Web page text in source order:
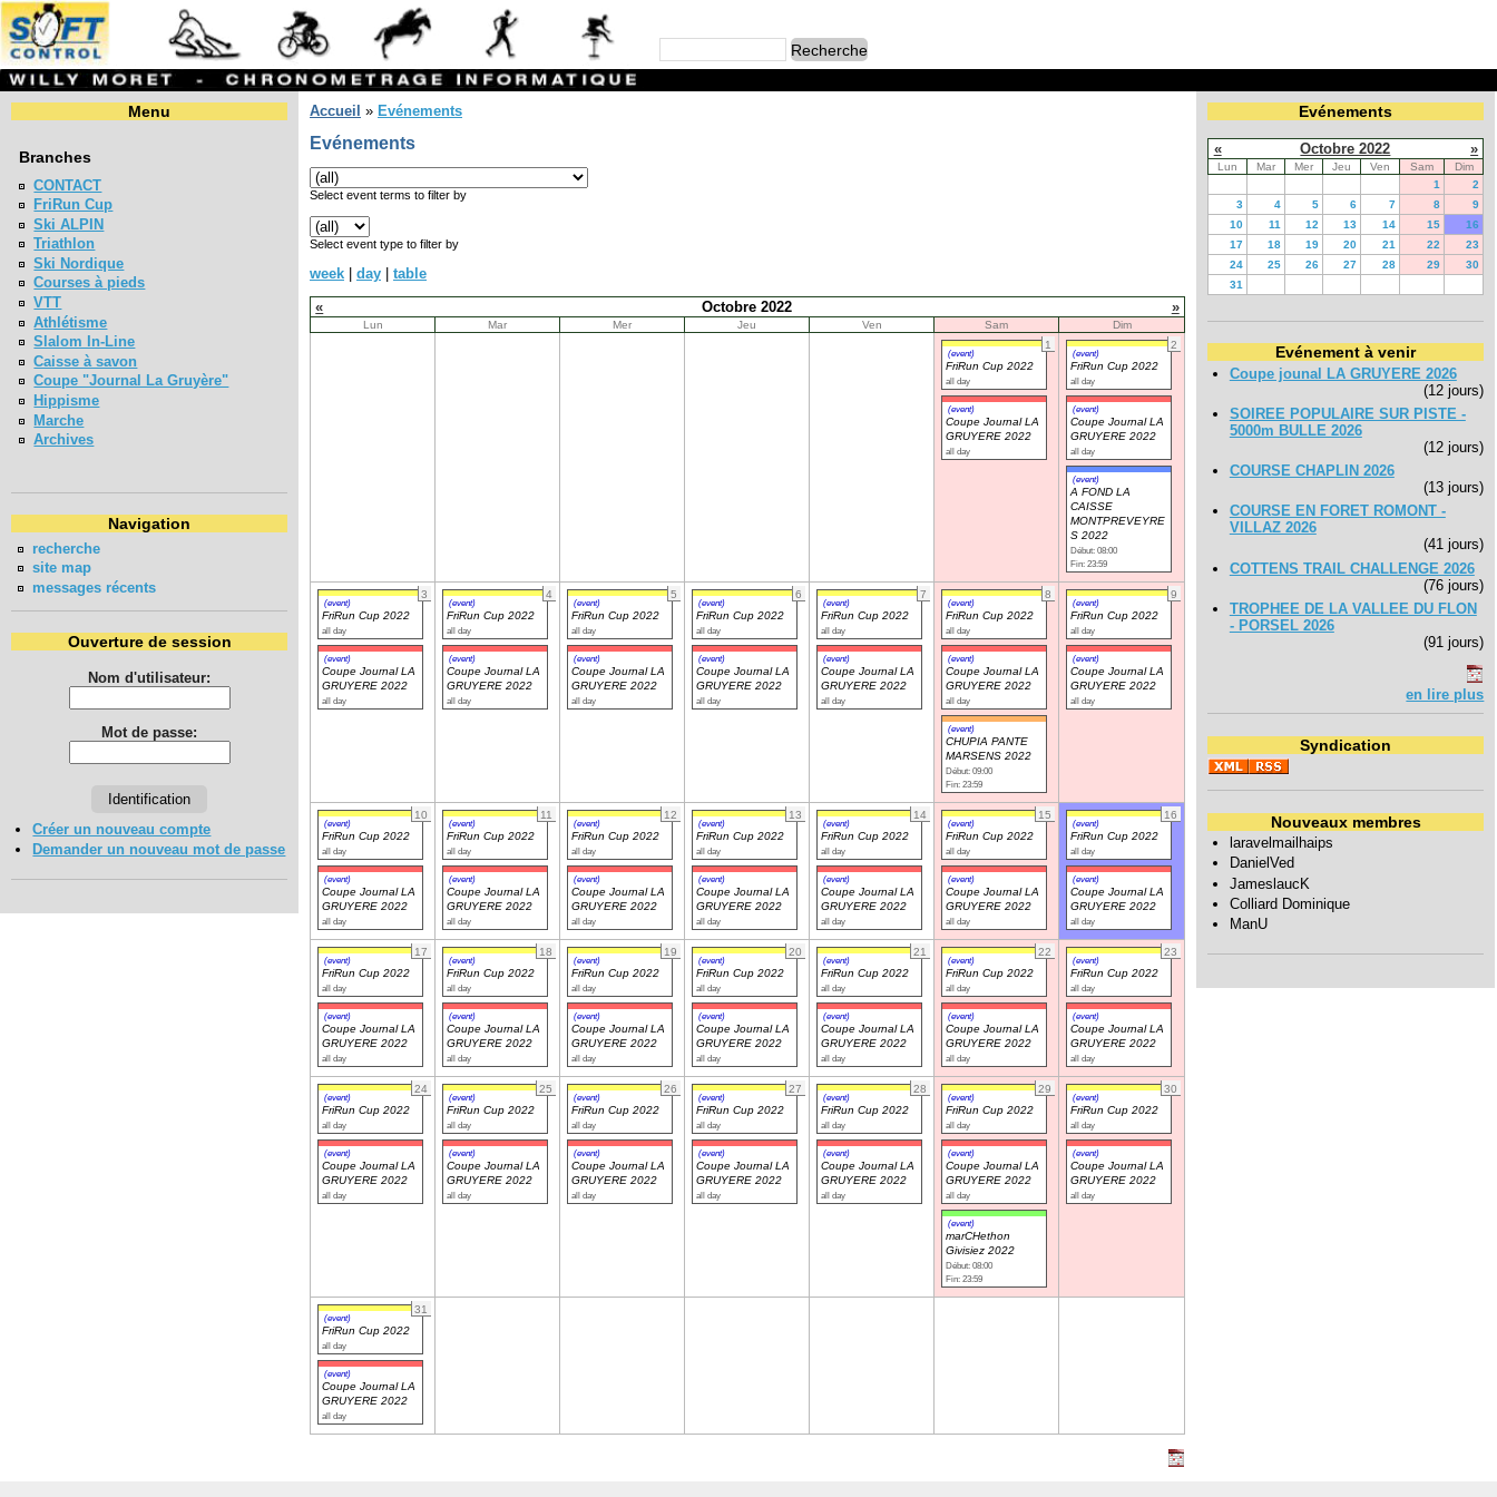
Menu
Branches
CONTACT
FriRun Cup
Ski ALPIN
Triathlon
Ski Nordique
Courses à pieds
VTT
Athlétisme
Slalom In-Line
Caisse à savon
Coupe "Journal La Gruyère"
Hippisme
Marche
Archives
Navigation
recherche
site map
messages récents
Ouverture de session
Nom d'utilisateur:
Mot de passe:
Créer un nouveau compte
Demander un nouveau mot de passe
Accueil » Evénements
Evénements
Select event terms to filter by
Select event type to filter by
week day
table
«
Octobre 2022 »
Lun Mar Mer Jeu Ven Sam
Dim
1
(event)
FriRun Cup 2022
all day
(event)
Coupe Journal LA
GRUYERE 2022
all day
2
(event)
FriRun Cup 2022
all day
(event)
Coupe Journal LA
GRUYERE 2022
all day
(event)
A FOND LA
CAISSE
MONTPREVEYRE
S 2022
Début: 08:00
Fin: 23:59
3
(event)
FriRun Cup 2022
all day
(event)
Coupe Journal LA
GRUYERE 2022
all day
4
(event)
FriRun Cup 2022
all day
(event)
Coupe Journal LA
GRUYERE 2022
all day
5
(event)
FriRun Cup 2022
all day
(event)
Coupe Journal LA
GRUYERE 2022
all day
6
(event)
FriRun Cup 2022
all day
(event)
Coupe Journal LA
GRUYERE 2022
all day
7
(event)
FriRun Cup 2022
all day
(event)
Coupe Journal LA
GRUYERE 2022
all day
8
(event)
FriRun Cup 2022
all day
(event)
Coupe Journal LA
GRUYERE 2022
all day
(event)
CHUPIA PANTE
MARSENS 2022
Début: 09:00
Fin: 23:59
9
(event)
FriRun Cup 2022
all day
(event)
Coupe Journal LA
GRUYERE 2022
all day
10
(event)
FriRun Cup 2022
all day
(event)
Coupe Journal LA
GRUYERE 2022
all day
11
(event)
FriRun Cup 2022
all day
(event)
Coupe Journal LA
GRUYERE 2022
all day
12
(event)
FriRun Cup 2022
all day
(event)
Coupe Journal LA
GRUYERE 2022
all day
13
(event)
FriRun Cup 2022
all day
(event)
Coupe Journal LA
GRUYERE 2022
all day
14
(event)
FriRun Cup 2022
all day
(event)
Coupe Journal LA
GRUYERE 2022
all day
15
(event)
FriRun Cup 2022
all day
(event)
Coupe Journal LA
GRUYERE 2022
all day
16
(event)
FriRun Cup 2022
all day
(event)
Coupe Journal LA
GRUYERE 2022
all day
17
(event)
FriRun Cup 2022
all day
(event)
Coupe Journal LA
GRUYERE 2022
all day
18
(event)
FriRun Cup 2022
all day
(event)
Coupe Journal LA
GRUYERE 2022
all day
19
(event)
FriRun Cup 2022
all day
(event)
Coupe Journal LA
GRUYERE 2022
all day
20
(event)
FriRun Cup 2022
all day
(event)
Coupe Journal LA
GRUYERE 2022
all day
21
(event)
FriRun Cup 2022
all day
(event)
Coupe Journal LA
GRUYERE 2022
all day
22
(event)
FriRun Cup 2022
all day
(event)
Coupe Journal LA
GRUYERE 2022
all day
23
(event)
FriRun Cup 2022
all day
(event)
Coupe Journal LA
GRUYERE 2022
all day
24
(event)
FriRun Cup 2022
all day
(event)
Coupe Journal LA
GRUYERE 2022
all day
25
(event)
FriRun Cup 2022
all day
(event)
Coupe Journal LA
GRUYERE 2022
all day
26
(event)
FriRun Cup 2022
all day
(event)
Coupe Journal LA
GRUYERE 2022
all day
27
(event)
FriRun Cup 2022
all day
(event)
Coupe Journal LA
GRUYERE 2022
all day
28
(event)
FriRun Cup 2022
all day
(event)
Coupe Journal LA
GRUYERE 2022
all day
29
(event)
FriRun Cup 2022
all day
(event)
Coupe Journal LA
GRUYERE 2022
all day
(event)
marCHethon
Givisiez 2022
Début: 08:00
Fin: 23:59
30
(event)
FriRun Cup 2022
all day
(event)
Coupe Journal LA
GRUYERE 2022
all day
31
(event)
FriRun Cup 2022
all day
(event)
Coupe Journal LA
GRUYERE 2022
all day
Evénements
« Octobre 2022 »
Lun Mar Mer Jeu Ven Sam
Dim
1
2
3
4 5 6 7 8
9
10
11 12 13 14 15
16
17
18 19 20 21 22
23
24
25 26 27 28 29
30
31
Evénement à venir
Coupe jounal LA GRUYERE 2026
(12 jours)
SOIREE POPULAIRE SUR PISTE -
5000m BULLE 2026
(12 jours)
COURSE CHAPLIN 2026
(13 jours)
COURSE EN FORET ROMONT -
VILLAZ 2026
(41 jours)
COTTENS TRAIL CHALLENGE 2026
(76 jours)
TROPHEE DE LA VALLEE DU FLON
- PORSEL 2026
(91 jours)
en lire plus
Syndication
Nouveaux membres
laravelmailhaips
DanielVed
JameslaucK
Colliard Dominique
ManU